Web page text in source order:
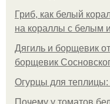
Гриб, как белый
на кораллы с белым
Дягиль и борщевик
борщевик
Огурцы для теплицы:
Почему у томатов